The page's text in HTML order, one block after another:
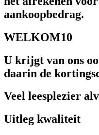
aankoopbedrag.
WELKOM10
U krijgt van ons
daarin de
Veel leesplezier
Uitleg kwaliteit